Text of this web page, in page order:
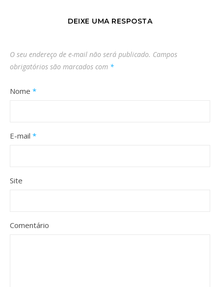
DEIXE UMA RESPOSTA
O seu endereço de e-mail não será publicado. Campos
obrigatórios são marcados com *
Nome *
E-mail *
Site
Comentário